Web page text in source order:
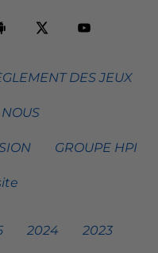
DES JEUX
GROUPE HPI
2024 2023